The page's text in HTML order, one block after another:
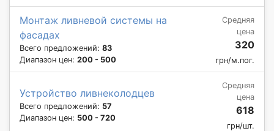
Монтаж ливневой системы на
фасадах
Всего предложений: 83
Диапазон цен: 200 - 500
Средняя
цена
320
грн/м.пог.
Устройство ливнеколодцев
Всего предложений: 57
Диапазон цен: 500 - 720
Средняя
цена
618
грн/шт.